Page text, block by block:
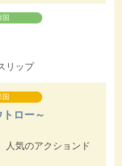
国
リップ
国
ロー～
気のアクションド